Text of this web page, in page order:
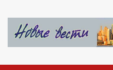
содержимому